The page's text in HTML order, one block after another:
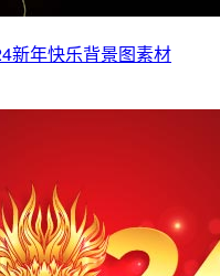
新年快乐背景图素材